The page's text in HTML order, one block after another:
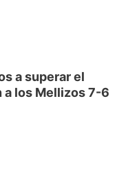
a superar el
los Mellizos 7-6